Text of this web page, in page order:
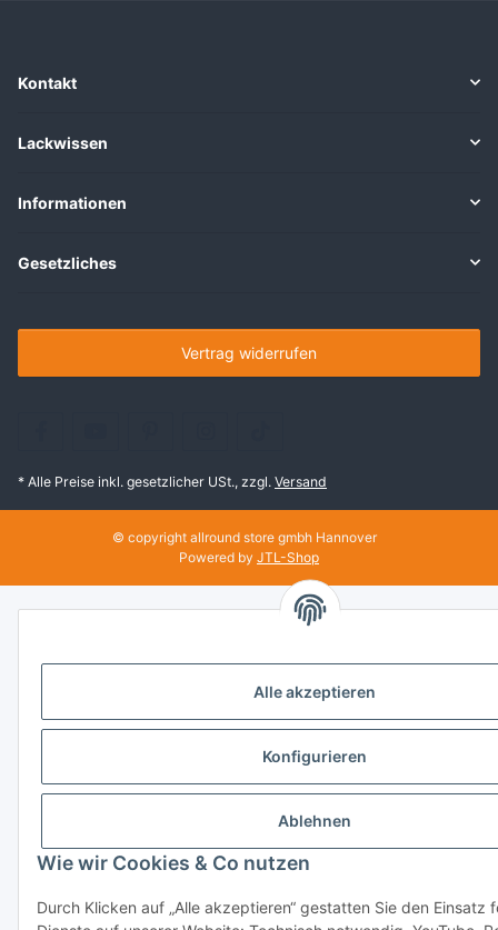
Alle akzeptieren
Konfigurieren
Ablehnen
Wie wir Cookies & Co nutzen
Durch Klicken auf „Alle akzeptieren“ gestatten Sie den Einsatz
Kontakt
Lackwissen
Informationen
Gesetzliches
Vertrag widerrufen
* Alle Preise inkl. gesetzlicher USt., zzgl. Versand
© copyright allround store gmbh Hannover
Powered by JTL-Shop